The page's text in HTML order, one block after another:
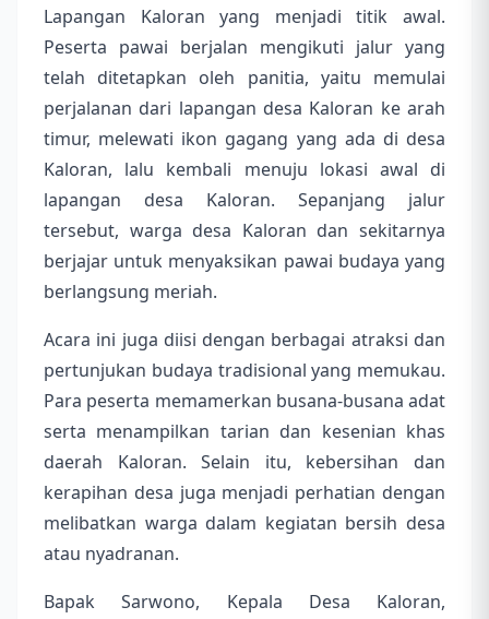
Lapangan Kaloran yang menjadi titik awal.
Peserta pawai berjalan mengikuti jalur yang
telah ditetapkan oleh panitia, yaitu memulai
perjalanan dari lapangan desa Kaloran ke arah
timur, melewati ikon gagang yang ada di desa
Kaloran, lalu kembali menuju lokasi awal di
lapangan desa Kaloran. Sepanjang jalur
tersebut, warga desa Kaloran dan sekitarnya
berjajar untuk menyaksikan pawai budaya yang
berlangsung meriah.
Acara ini juga diisi dengan berbagai atraksi dan
pertunjukan budaya tradisional yang memukau.
Para peserta memamerkan busana-busana adat
serta menampilkan tarian dan kesenian khas
daerah Kaloran. Selain itu, kebersihan dan
kerapihan desa juga menjadi perhatian dengan
melibatkan warga dalam kegiatan bersih desa
atau nyadranan.
Bapak Sarwono, Kepala Desa Kaloran,